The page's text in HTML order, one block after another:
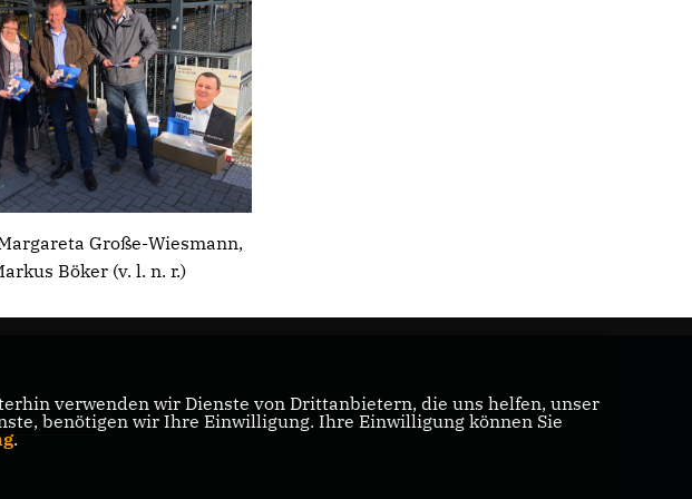
Große-Wiesmann,
Böker (v. l. n. r.)
verwenden wir Dienste von Drittanbietern, die uns helfen, unser
benötigen wir Ihre Einwilligung. Ihre Einwilligung können Sie
.